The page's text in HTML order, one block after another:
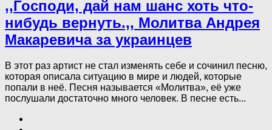
,,Господи, дай нам шанс хоть что-
нибудь вернуть.,, Молитва Андрея
Макаревича за украинцев
В этот раз артист не стал изменять себе и сочинил песню,
которая описала ситуацию в мире и людей, которые
попали в неё. Песня называется «Молитва», её уже
послушали достаточно много человек. В песне есть...